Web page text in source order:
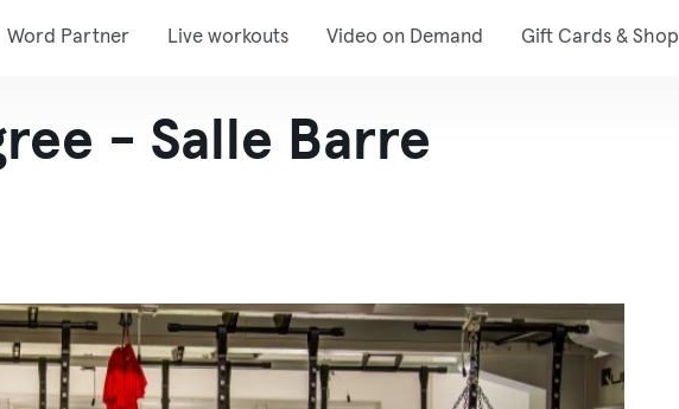
Word Partner Live workouts Video on Demand Gift Cards & Shop
- Salle Barre